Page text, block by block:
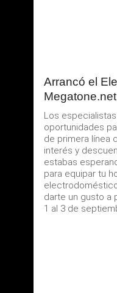
Arrancó el
Megatone.net
Los
oportunidades
de primera línea
interés y
estabas
para equipar tu
darte un gusto a
1 al 3 de